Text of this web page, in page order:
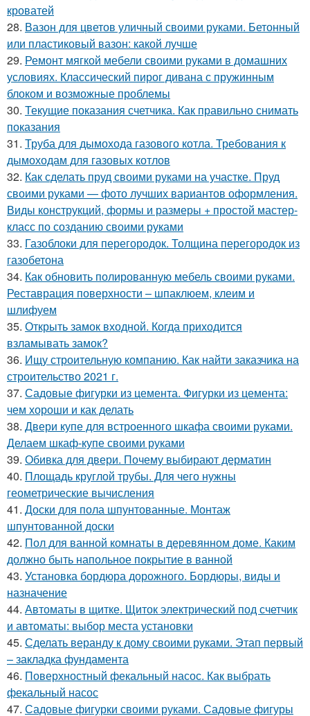
кроватей
28. Вазон для цветов уличный своими руками. Бетонный
или пластиковый вазон: какой лучше
29. Ремонт мягкой мебели своими руками в домашних
условиях. Классический пирог дивана с пружинным
блоком и возможные проблемы
30. Текущие показания счетчика. Как правильно снимать
показания
31. Труба для дымохода газового котла. Требования к
дымоходам для газовых котлов
32. Как сделать пруд своими руками на участке. Пруд
своими руками — фото лучших вариантов оформления.
Виды конструкций, формы и размеры + простой мастер-
класс по созданию своими руками
33. Газоблоки для перегородок. Толщина перегородок из
газобетона
34. Как обновить полированную мебель своими руками.
Реставрация поверхности – шпаклюем, клеим и
шлифуем
35. Открыть замок входной. Когда приходится
взламывать замок?
36. Ищу строительную компанию. Как найти заказчика на
строительство 2021 г.
37. Садовые фигурки из цемента. Фигурки из цемента:
чем хороши и как делать
38. Двери купе для встроенного шкафа своими руками.
Делаем шкаф-купе своими руками
39. Обивка для двери. Почему выбирают дерматин
40. Площадь круглой трубы. Для чего нужны
геометрические вычисления
41. Доски для пола шпунтованные. Монтаж
шпунтованной доски
42. Пол для ванной комнаты в деревянном доме. Каким
должно быть напольное покрытие в ванной
43. Установка бордюра дорожного. Бордюры, виды и
назначение
44. Автоматы в щитке. Щиток электрический под счетчик
и автоматы: выбор места установки
45. Сделать веранду к дому своими руками. Этап первый
– закладка фундамента
46. Поверхностный фекальный насос. Как выбрать
фекальный насос
47. Садовые фигурки своими руками. Садовые фигуры